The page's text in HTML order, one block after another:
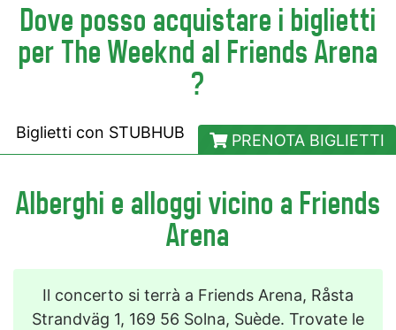
Dove posso acquistare i biglietti
per The Weeknd al Friends Arena
?
Biglietti con STUBHUB PRENOTA BIGLIETTI
Alberghi e alloggi vicino a Friends
Arena
Il concerto si terrà a Friends Arena, Råsta
Strandväg 1, 169 56 Solna, Suède. Trovate le